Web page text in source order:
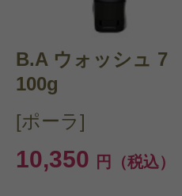
B.A ウォッシュ 7
100g
[ポーラ]
10,350 円（税込）